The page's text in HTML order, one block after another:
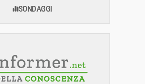
SONDAGGI